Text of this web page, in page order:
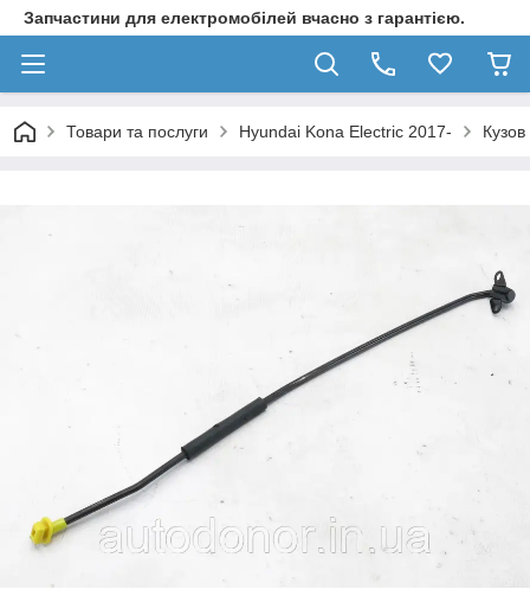
Запчастини для електромобілей вчасно з гарантією.
Товари та послуги Hyundai Kona Electric 2017- Кузов